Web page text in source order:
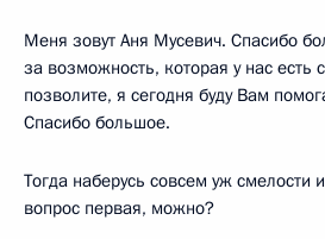
Меня зовут Аня Мусевич. Спасибо
за возможность, которая у нас есть
позволите, я сегодня буду Вам
Спасибо большое.
Тогда наберусь совсем уж смелости
вопрос первая, можно?